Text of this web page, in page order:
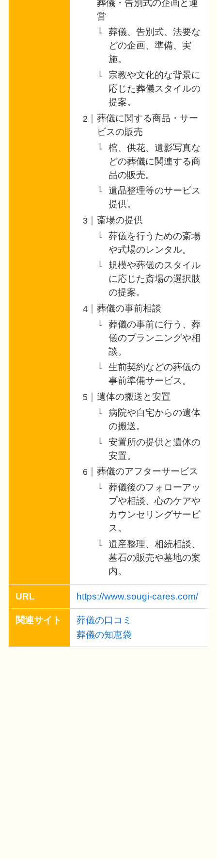
葬儀・告別式の企画と運
営
葬儀、告別式、法要な
どの企画、準備、実
施。
宗教や文化的な背景に
応じた葬儀スタイルの
提案。
葬儀に関する商品・サー
ビスの販売
棺、供花、遺影写真な
どの葬儀に関連する商
品の販売。
遺品整理等のサービス
提供。
斎場の提供
葬儀を行うための斎場
や式場のレンタル。
規模や葬儀のスタイル
に応じた斎場の選択肢
の提案。
葬儀の事前相談
葬儀の事前に行う、葬
儀のプランニングや相
談。
生前契約などの葬儀の
事前準備サービス。
遺体の搬送と安置
病院や自宅からの遺体
の搬送。
安置所の提供と遺体の
安置。
葬儀のアフターサービス
葬儀後のフォローアッ
プや相談、心のケアや
カウンセリングサービ
ス。
遺産整理、相続相談、
墓石の販売や墓地の案
内。
URL https://www.sougi-cares.com/
関連サイト
葬儀の口コミ
葬儀の知恵袋